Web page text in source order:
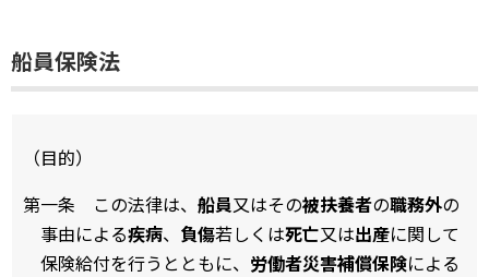
船員保険法
（目的）
第一条 この法律は、 船員又はその被扶養者の職務外の
事由による疾病、 負傷若しくは死亡又は出産に関して
保険給付を行うとともに、 労働者災害補償保険による